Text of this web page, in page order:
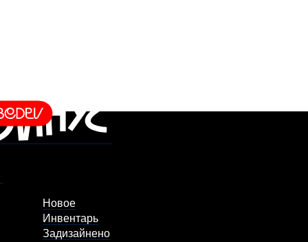
Новое
Инвентарь
Задизайнено